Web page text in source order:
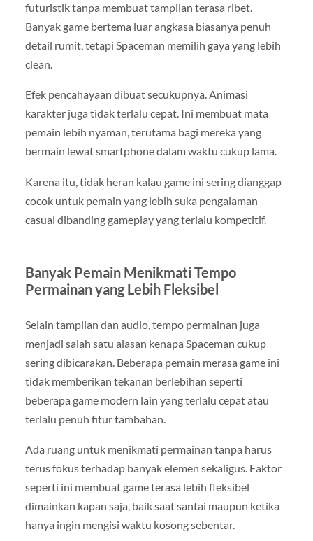
futuristik tanpa membuat tampilan terasa ribet.
Banyak game bertema luar angkasa biasanya penuh
detail rumit, tetapi Spaceman memilih gaya yang lebih
clean.
Efek pencahayaan dibuat secukupnya. Animasi
karakter juga tidak terlalu cepat. Ini membuat mata
pemain lebih nyaman, terutama bagi mereka yang
bermain lewat smartphone dalam waktu cukup lama.
Karena itu, tidak heran kalau game ini sering dianggap
cocok untuk pemain yang lebih suka pengalaman
casual dibanding gameplay yang terlalu kompetitif.
Banyak Pemain Menikmati Tempo
Permainan yang Lebih Fleksibel
Selain tampilan dan audio, tempo permainan juga
menjadi salah satu alasan kenapa Spaceman cukup
sering dibicarakan. Beberapa pemain merasa game ini
tidak memberikan tekanan berlebihan seperti
beberapa game modern lain yang terlalu cepat atau
terlalu penuh fitur tambahan.
Ada ruang untuk menikmati permainan tanpa harus
terus fokus terhadap banyak elemen sekaligus. Faktor
seperti ini membuat game terasa lebih fleksibel
dimainkan kapan saja, baik saat santai maupun ketika
hanya ingin mengisi waktu kosong sebentar.